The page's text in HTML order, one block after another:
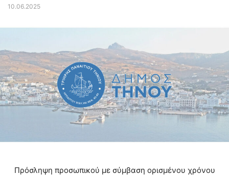
10.06.2025
Πρόσληψη προσωπικού με σύμβαση ορισμένου χρόνου